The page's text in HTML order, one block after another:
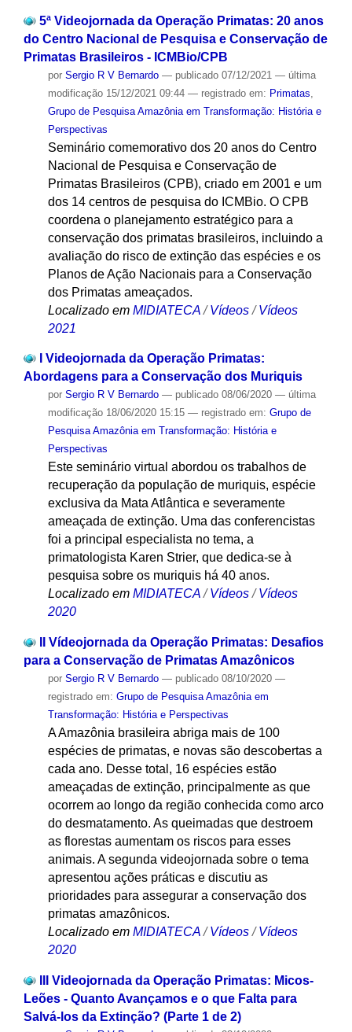
5ª Videojornada da Operação Primatas: 20 anos
do Centro Nacional de Pesquisa e Conservação de
Primatas Brasileiros - ICMBio/CPB
por Sergio R V Bernardo — publicado07/12/2021 — última
modificação15/12/2021 09:44 — registrado em: Primatas
Grupo de Pesquisa Amazônia em Transformação: História e
Perspectivas
Seminário comemorativo dos 20 anos do Centro
Nacional de Pesquisa e Conservação de
Primatas Brasileiros (CPB), criado em 2001 e um
dos 14 centros de pesquisa do ICMBio. O CPB
coordena o planejamento estratégico para a
conservação dos primatas brasileiros, incluindo a
avaliação do risco de extinção das espécies e os
Planos de Ação Nacionais para a Conservação
dos Primatas ameaçados.
Localizado em MIDIATECA /Vídeos /Vídeos
2021
I Videojornada da Operação Primatas:
Abordagens para a Conservação dos Muriquis
por Sergio R V Bernardo — publicado08/06/2020 — última
modificação18/06/2020 15:15 — registrado em: Grupo de
Pesquisa Amazônia em Transformação: História e
Perspectivas
Este seminário virtual abordou os trabalhos de
recuperação da população de muriquis, espécie
exclusiva da Mata Atlântica e severamente
ameaçada de extinção. Uma das conferencistas
foi a principal especialista no tema, a
primatologista Karen Strier, que dedica-se à
pesquisa sobre os muriquis há 40 anos.
Localizado em MIDIATECA /Vídeos /Vídeos
2020
II Vídeojornada da Operação Primatas: Desafios
para a Conservação de Primatas Amazônicos
por Sergio R V Bernardo — publicado08/10/2020 —
registrado em: Grupo de Pesquisa Amazônia em
Transformação: História e Perspectivas
A Amazônia brasileira abriga mais de 100
espécies de primatas, e novas são descobertas a
cada ano. Desse total, 16 espécies estão
ameaçadas de extinção, principalmente as que
ocorrem ao longo da região conhecida como arco
do desmatamento. As queimadas que destroem
as florestas aumentam os riscos para esses
animais. A segunda videojornada sobre o tema
apresentou ações práticas e discutiu as
prioridades para assegurar a conservação dos
primatas amazônicos.
Localizado em MIDIATECA /Vídeos /Vídeos
2020
III Videojornada da Operação Primatas: Micos-
Leões - Quanto Avançamos e o que Falta para
Salvá-los da Extinção? (Parte 1 de 2)